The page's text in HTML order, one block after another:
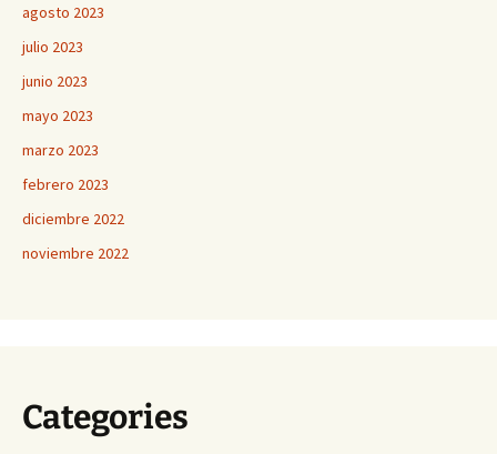
agosto 2023
julio 2023
junio 2023
mayo 2023
marzo 2023
febrero 2023
diciembre 2022
noviembre 2022
Categories